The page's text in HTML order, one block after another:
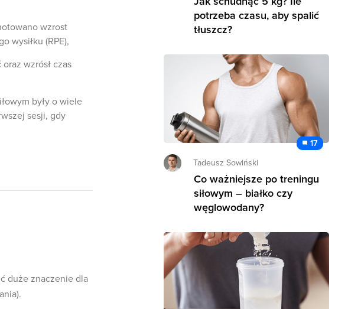
wzrost
wysiłku (RPE),
wzrósł czas
były o wiele
sesji, gdy
duże znaczenie dla
potrzeba czasu, aby spalić
tłuszcz?
17
Tadeusz Sowiński
Co ważniejsze po treningu
siłowym – białko czy
węglowodany?